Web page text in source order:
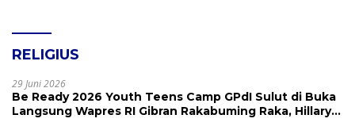
RELIGIUS
29 Juni 2026
Be Ready 2026 Youth Teens Camp GPdI Sulut di Buka
Langsung Wapres RI Gibran Rakabuming Raka, Hillary